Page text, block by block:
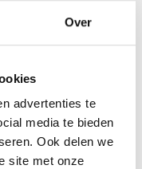
Over
advertenties te
media te bieden
Ook delen we
site met onze